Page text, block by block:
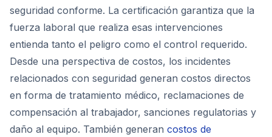
seguridad conforme. La certificación garantiza que la
fuerza laboral que realiza esas intervenciones
entienda tanto el peligro como el control requerido.
Desde una perspectiva de costos, los incidentes
relacionados con seguridad generan costos directos
en forma de tratamiento médico, reclamaciones de
compensación al trabajador, sanciones regulatorias y
daño al equipo. También generan costos de